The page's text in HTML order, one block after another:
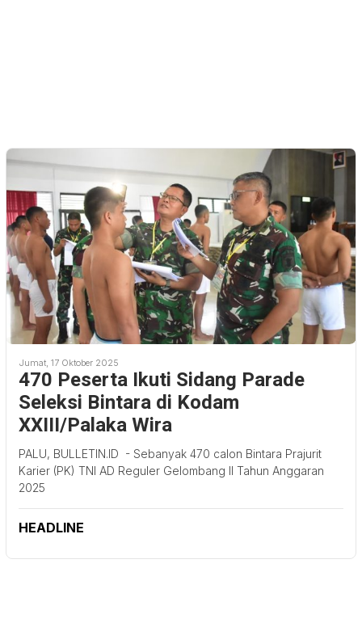
Jumat, 17 Oktober 2025
470 Peserta Ikuti Sidang Parade
Seleksi Bintara di Kodam
XXIII/Palaka Wira
PALU, BULLETIN.ID - Sebanyak 470 calon Bintara Prajurit
Karier (PK) TNI AD Reguler Gelombang II Tahun Anggaran
2025
HEADLINE